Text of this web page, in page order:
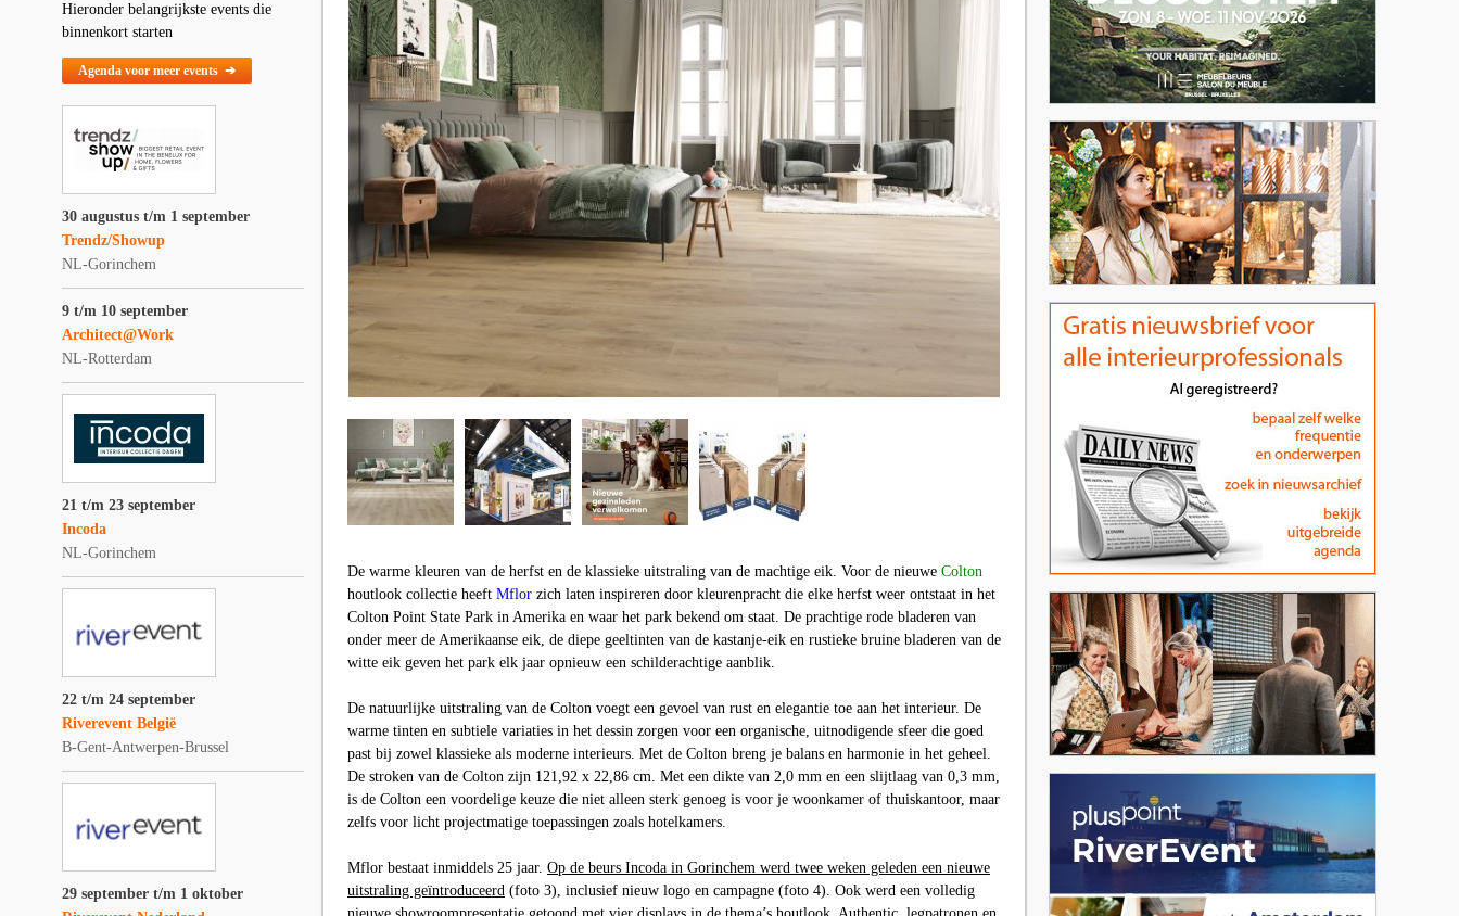
Hieronder belangrijkste events die
binnenkort starten
Agenda voor meer events ➔
30 augustus t/m 1 september
Trendz/Showup
NL-Gorinchem
9 t/m 10 september
Architect@Work
NL-Rotterdam
21 t/m 23 september
Incoda
NL-Gorinchem
22 t/m 24 september
Riverevent België
B-Gent-Antwerpen-Brussel
29 september t/m 1 oktober
De warme kleuren van de herfst en de klassieke uitstraling van de machtige eik. Voor de nieuwe Colton
houtlook collectie heeft Mflor zich laten inspireren door kleurenpracht die elke herfst weer ontstaat in het
Colton Point State Park in Amerika en waar het park bekend om staat. De prachtige rode bladeren van
onder meer de Amerikaanse eik, de diepe geeltinten van de kastanje-eik en rustieke bruine bladeren van de
witte eik geven het park elk jaar opnieuw een schilderachtige aanblik.
De natuurlijke uitstraling van de Colton voegt een gevoel van rust en elegantie toe aan het interieur. De
warme tinten en subtiele variaties in het dessin zorgen voor een organische, uitnodigende sfeer die goed
past bij zowel klassieke als moderne interieurs. Met de Colton breng je balans en harmonie in het geheel.
De stroken van de Colton zijn 121,92 x 22,86 cm. Met een dikte van 2,0 mm en een slijtlaag van 0,3 mm,
is de Colton een voordelige keuze die niet alleen sterk genoeg is voor je woonkamer of thuiskantoor, maar
zelfs voor licht projectmatige toepassingen zoals hotelkamers.
Mflor bestaat inmiddels 25 jaar. Op de beurs Incoda in Gorinchem werd twee weken geleden een nieuwe
uitstraling geïntroduceerd (foto 3), inclusief nieuw logo en campagne (foto 4). Ook werd een volledig